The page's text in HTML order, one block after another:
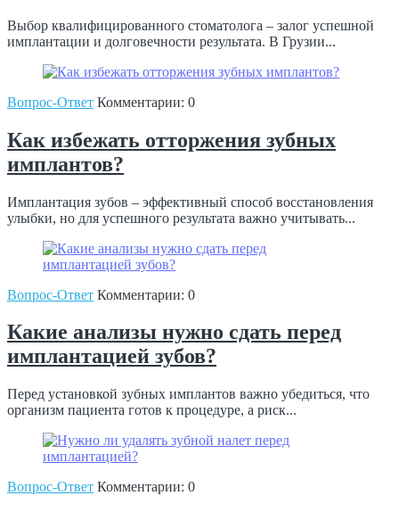
Выбор квалифицированного стоматолога – залог успешной
имплантации и долговечности результата. В Грузии...
Вопрос-Ответ Комментарии: 0
Как избежать отторжения зубных
имплантов?
Имплантация зубов – эффективный способ восстановления
улыбки, но для успешного результата важно учитывать...
Вопрос-Ответ Комментарии: 0
Какие анализы нужно сдать перед
имплантацией зубов?
Перед установкой зубных имплантов важно убедиться, что
организм пациента готов к процедуре, а риск...
Вопрос-Ответ Комментарии: 0